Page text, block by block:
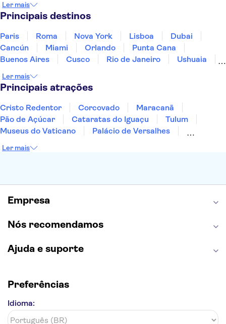
Panamá
Peru
Ler mais
Principais destinos
Paris Roma Nova York Lisboa
Dubai
Cancún
Miami Orlando
Punta Cana
Buenos Aires
Cusco Rio de Janeiro
Ushuaia
Fernando de Noronha
Ler mais
Principais atrações
Cristo Redentor Corcovado
Maracanã
Pão de Açúcar
Cataratas do Iguaçu
Tulum
Museus do Vaticano
Palácio de Versalhes
Museu do Louvre
Ler mais
Empresa
Nós recomendamos
Ajuda e suporte
Preferências
Idioma: